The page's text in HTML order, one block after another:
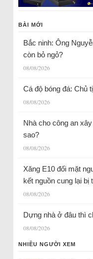
BÀI MỚI
Bắc ninh: Ông
còn bỏ ngỏ?
08/08/2026
Cá độ bóng đá: Chủ
08/08/2026
Nhà cho công an
sao?
08/08/2026
Xăng E10 đối mặt
kết nguồn cung lại bị
08/08/2026
Dựng nhà ở đâu thì
08/08/2026
NHIỀU NGƯỜI XEM